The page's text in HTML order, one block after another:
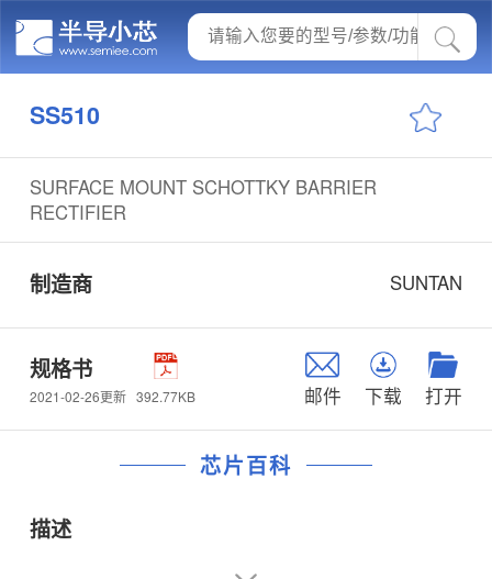
SS510
SURFACE MOUNT SCHOTTKY BARRIER
RECTIFIER
制造商 SUNTAN
规格书
2021-02-26更新 392.77KB 邮件 下载 打开
芯片百科
描述